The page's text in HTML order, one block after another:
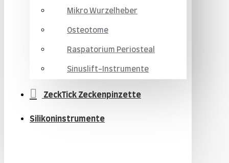
Mikro Wurzelheber
Osteotome
Raspatorium Periosteal
Sinuslift-Instrumente
ZeckTick Zeckenpinzette
Silikoninstrumente